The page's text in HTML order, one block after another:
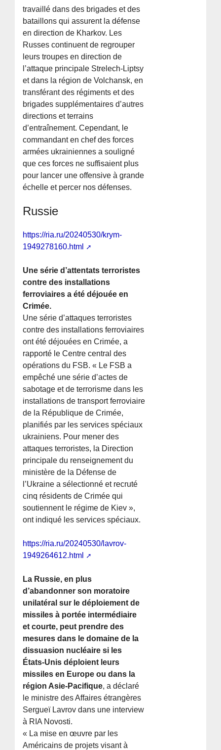
travaillé dans des brigades et des
bataillons qui assurent la défense
en direction de Kharkov. Les
Russes continuent de regrouper
leurs troupes en direction de
l’attaque principale Strelech-Liptsy
et dans la région de Volchansk, en
transférant des régiments et des
brigades supplémentaires d’autres
directions et terrains
d’entraînement. Cependant, le
commandant en chef des forces
armées ukrainiennes a souligné
que ces forces ne suffisaient plus
pour lancer une offensive à grande
échelle et percer nos défenses.
Russie
https://ria.ru/20240530/krym-
1949278160.html
Une série d’attentats terroristes
contre des installations
ferroviaires a été déjouée en
Crimée.
Une série d’attaques terroristes
contre des installations ferroviaires
ont été déjouées en Crimée, a
rapporté le Centre central des
opérations du FSB. « Le FSB a
empêché une série d’actes de
sabotage et de terrorisme dans les
installations de transport ferroviaire
de la République de Crimée,
planifiés par les services spéciaux
ukrainiens. Pour mener des
attaques terroristes, la Direction
principale du renseignement du
ministère de la Défense de
l’Ukraine a sélectionné et recruté
cinq résidents de Crimée qui
soutiennent le régime de Kiev »,
ont indiqué les services spéciaux.
https://ria.ru/20240530/lavrov-
1949264612.html
La Russie, en plus
d’abandonner son moratoire
unilatéral sur le déploiement de
missiles à portée intermédiaire
et courte, peut prendre des
mesures dans le domaine de la
dissuasion nucléaire si les
États-Unis déploient leurs
missiles en Europe ou dans la
région Asie-Pacifique, a déclaré
le ministre des Affaires étrangères
Sergueï Lavrov dans une interview
à RIA Novosti.
« La mise en œuvre par les
Américains de projets visant à